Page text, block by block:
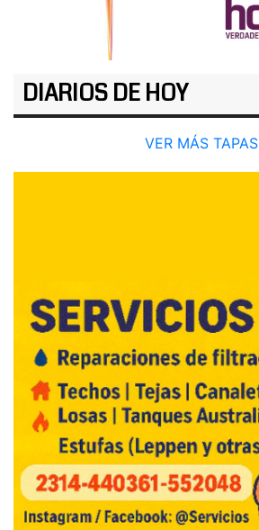
DIARIOS DE HOY
VER MÁS TAPAS